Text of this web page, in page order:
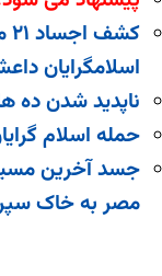
اسلامگرایان
ناپدید شدن
حمله اسلام
جسد آخرین
مصر به خاک